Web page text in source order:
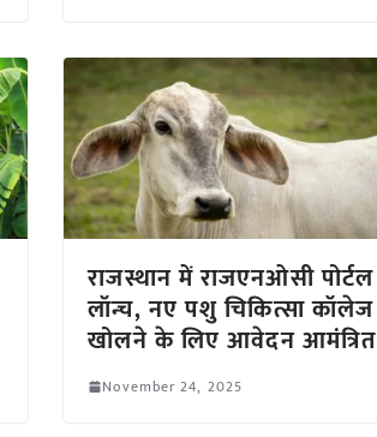
राजस्थान में राजएनओसी पोर्टल
लॉन्च, नए पशु चिकित्सा कॉलेज
खोलने के लिए आवेदन आमंत्रित
November 24, 2025